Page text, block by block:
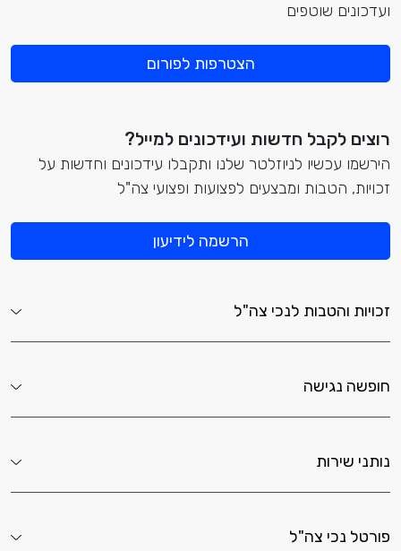
ועדכונים שוטפים
הצטרפות לפורום
רוצים לקבל חדשות ועידכונים למייל?
הירשמו עכשיו לניוזלטר שלנו ותקבלו עידכונים וחדשות על
זכויות, הטבות ומבצעים לפצועות ופצועי צה"ל
הרשמה לידיעון
זכויות והטבות לנכי צה"ל
חופשה נגישה
נותני שירות
פורטל נכי צה"ל